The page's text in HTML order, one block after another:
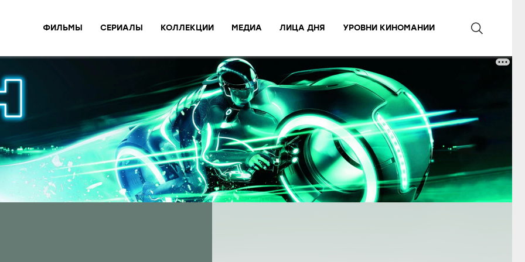
ФИЛЬМЫ СЕРИАЛЫ КОЛЛЕКЦИИ МЕДИА ЛИЦА ДНЯ УРОВНИ КИНОМАНИИ